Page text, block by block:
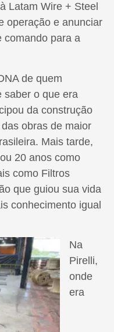
Latam Wire + Steel
operação e anunciar
comando para a
de quem
saber o que era
da construção
obras de maior
Mais tarde,
20 anos como
como Filtros
que guiou sua vida
conhecimento igual
Na
Pirelli,
onde
era